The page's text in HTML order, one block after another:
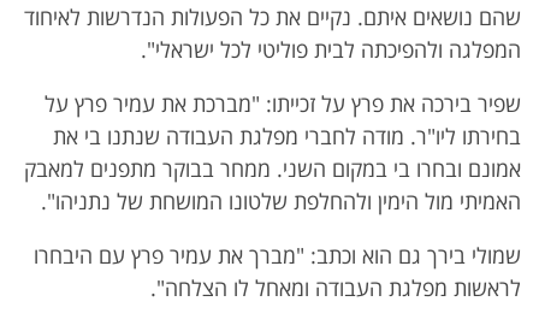
שהם נושאים איתם. נקיים את כל הפעולות הנדרשות לאיחוד
המפלגה ולהפיכתה לבית פוליטי לכל ישראלי".
שפיר בירכה את פרץ על זכייתו: "מברכת את עמיר פרץ על
בחירתו ליו"ר. מודה לחברי מפלגת העבודה שנתנו בי את
אמונם ובחרו בי במקום השני. ממחר בבוקר מתפנים למאבק
האמיתי מול הימין ולהחלפת שלטונו המושחת של נתניהו".
שמולי בירך גם הוא וכתב: "מברך את עמיר פרץ עם היבחרו
לראשות מפלגת העבודה ומאחל לו הצלחה".